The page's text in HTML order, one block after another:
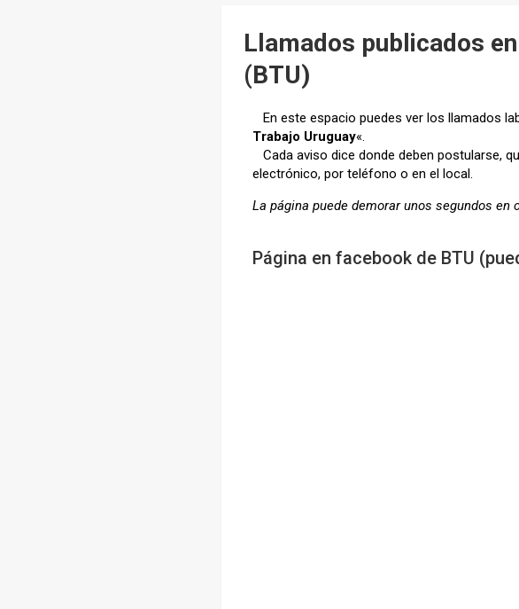
Llamados publicados
(BTU)
En este espacio puedes ver los llamados
Trabajo Uruguay«.
Cada aviso dice donde deben postularse,
electrónico, por teléfono o en el local.
La página puede demorar unos segundos en
Página en facebook de BTU